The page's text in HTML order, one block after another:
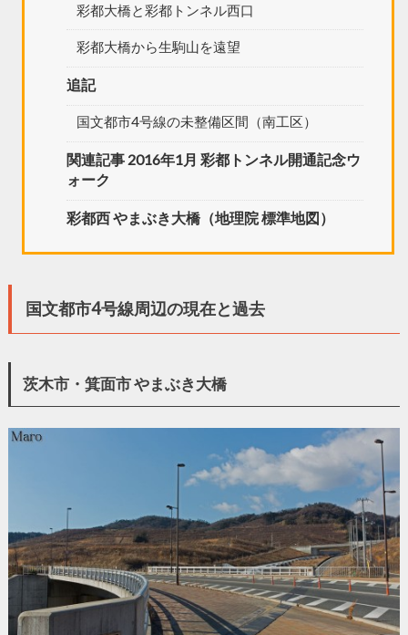
彩都大橋と彩都トンネル西口
彩都大橋から生駒山を遠望
追記
国文都市4号線の未整備区間（南工区）
関連記事 2016年1月 彩都トンネル開通記念ウ
ォーク
彩都西 やまぶき大橋（地理院 標準地図）
国文都市4号線周辺の現在と過去
茨木市・箕面市 やまぶき大橋